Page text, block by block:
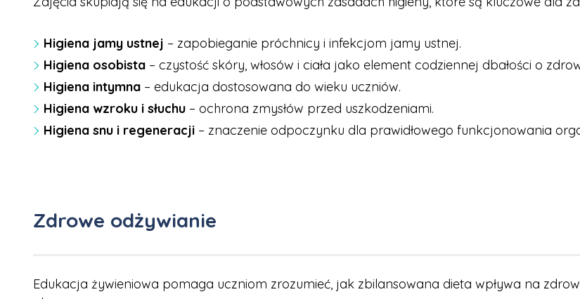
Higiena jamy ustnej – zapobieganie próchnicy i infekcjom jamy ustnej.
Higiena osobista – czystość skóry, włosów i ciała jako element codziennej dbałości o
Higiena intymna – edukacja dostosowana do wieku uczniów.
Higiena wzroku i słuchu – ochrona zmysłów przed uszkodzeniami.
Higiena snu i regeneracji – znaczenie odpoczynku dla prawidłowego funkcjonowania
Zdrowe odżywianie
Edukacja żywieniowa pomaga uczniom zrozumieć, jak zbilansowana dieta wpływa na